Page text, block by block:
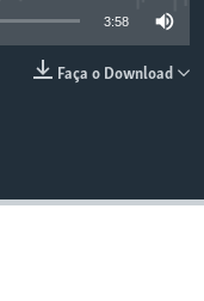
3:58
Faça o Download